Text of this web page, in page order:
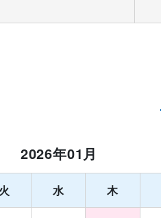
2026年01月
火 水 木